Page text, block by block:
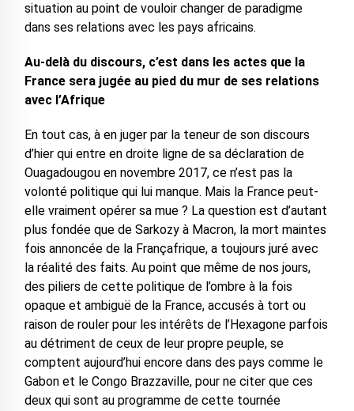
situation au point de vouloir changer de paradigme
dans ses relations avec les pays africains.
Au-delà du discours, c’est dans les actes que la
France sera jugée au pied du mur de ses relations
avec l’Afrique
En tout cas, à en juger par la teneur de son discours
d’hier qui entre en droite ligne de sa déclaration de
Ouagadougou en novembre 2017, ce n’est pas la
volonté politique qui lui manque. Mais la France peut-
elle vraiment opérer sa mue ? La question est d’autant
plus fondée que de Sarkozy à Macron, la mort maintes
fois annoncée de la Françafrique, a toujours juré avec
la réalité des faits. Au point que même de nos jours,
des piliers de cette politique de l’ombre à la fois
opaque et ambiguë de la France, accusés à tort ou
raison de rouler pour les intérêts de l’Hexagone parfois
au détriment de ceux de leur propre peuple, se
comptent aujourd’hui encore dans des pays comme le
Gabon et le Congo Brazzaville, pour ne citer que ces
deux qui sont au programme de cette tournée